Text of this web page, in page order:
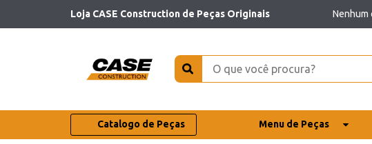
Loja CASE Construction de Peças Originais Nenhum
Catalogo de Peças Menu de Peças